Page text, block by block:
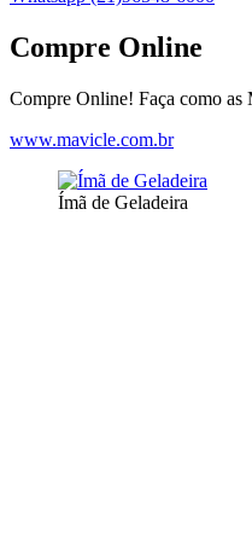
Compre Online
Compre Online! Faça como
www.mavicle.com.br
Ímã de Geladeira